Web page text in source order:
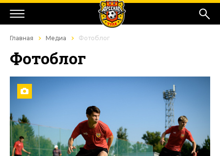
Главная Медиа Фотоблог
Фотоблог